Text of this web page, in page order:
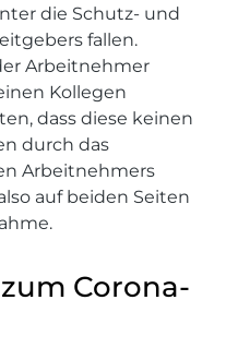
die Schutz- und
fallen.
Arbeitnehmer
Kollegen
dass diese keinen
durch das
Arbeitnehmers
auf beiden Seiten
Corona-